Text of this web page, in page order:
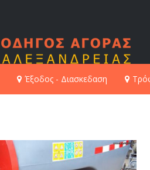
Έξοδος - Διασκεδαση